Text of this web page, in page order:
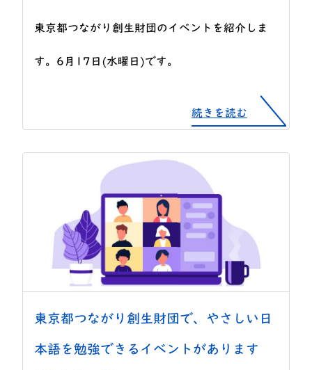
東京都つながり創生財団のイベントを紹介しま
す。6月17日(水曜日)です。
続きを読む
東京都つながり創生財団で、やさしい日
本語を勉強できるイベントがあります